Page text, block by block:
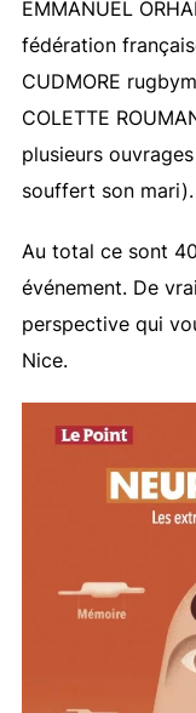
EMMANUEL
fédération
CUDMORE
COLETTE
plusieurs
souffert son mari).
Au total ce sont
événement. De
perspective qui
Nice.